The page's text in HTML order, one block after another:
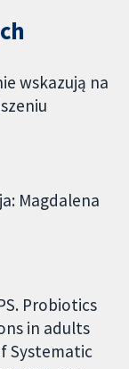
wskazują na
Magdalena
Probiotics
in adults
Systematic